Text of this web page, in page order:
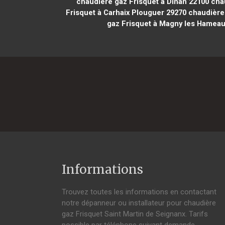
Frisquet à Carhaix Plouguer 29270
gaz Frisquet à Magny les
Informations
Trouvez toutes les informations en contactant
notre dépanneur ou installateur pour chaudière
gaz Frisquet Saint Martin de Seignanx. Tarifs